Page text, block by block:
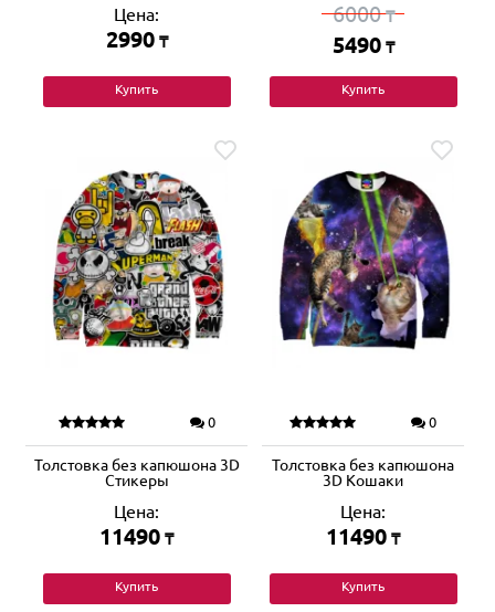
Цена:
2990 ₸
Купить
6000₸
5490 ₸
Купить
0
Толстовка без капюшона 3D
Стикеры
Цена:
11490 ₸
Купить
0
Толстовка без капюшона
3D Кошаки
Цена:
11490 ₸
Купить